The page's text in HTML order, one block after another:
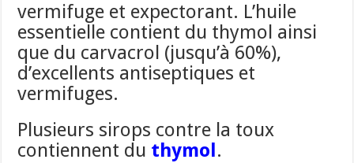
vermifuge et expectorant. L’huile
essentielle contient du thymol ainsi
que du carvacrol (jusqu’à 60%),
d’excellents antiseptiques et
vermifuges.
Plusieurs sirops contre la toux
contiennent du thymol .